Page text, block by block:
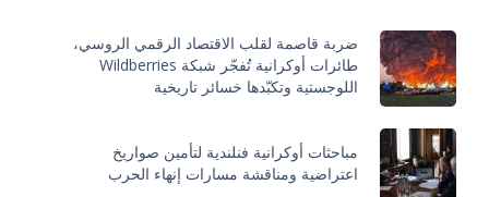
ضربة قاصمة لقلب الاقتصاد الرقمي الروسي،
طائرات أوكرانية تُفجّر شبكة Wildberries
اللوجستية وتكبّدها خسائر تاريخية
مباحثات أوكرانية فنلندية لتأمين صواريخ
اعتراضية ومناقشة مسارات إنهاء الحرب